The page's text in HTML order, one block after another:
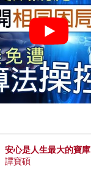
安心是人生最大的寶庫
譚寶碩